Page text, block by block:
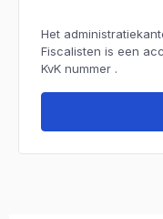
Het
Fiscalisten is een
KvK nummer .